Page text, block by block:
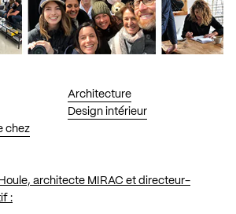
chez
Architecture
Design intérieur
architecte MIRAC et directeur-
: